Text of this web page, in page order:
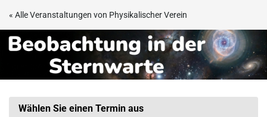
Zum
Inhalt
springen
« Alle Veranstaltungen von Physikalischer Verein
Beobachtungsabend
Wählen Sie einen Termin aus